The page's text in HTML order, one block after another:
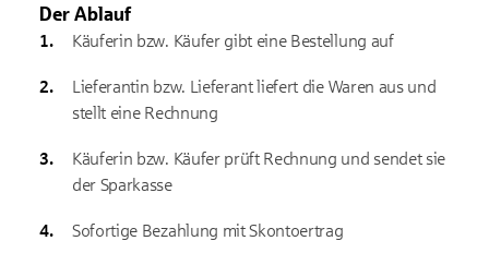
Der Ablauf
Käuferin bzw. Käufer gibt eine Bestellung auf
Lieferantin bzw. Lieferant liefert die Waren aus und
stellt eine Rechnung
Käuferin bzw. Käufer prüft Rechnung und sendet sie
der Sparkasse
Sofortige Bezahlung mit Skontoertrag